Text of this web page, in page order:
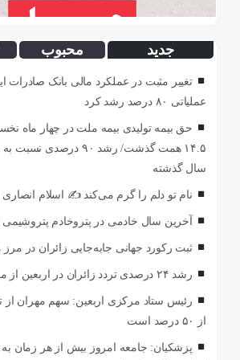
جدید محبوب
تغییر مثبت در عملکرد مالی بانک صادرات
عملیاتی ۸۰ درصد رشد کرد
حق بیمه تولیدی بیمه ملت در چهار ماه
۱۴.۵ همت گذشت/ رشد ۹۰
سال گذشته
نام تو دلم را گرم می‌کند ✍️ اسلام انصاری
آخرین سال خادمی در پتروخادم پتروشیمی
ثبت رکورد جهانی جابه‌جایی زائران در مرز
رشد ۲۴ درصدی تردد زائران در اربعین از مرز مهران
رئیس ستاد مرکزی اربعین: سهم مهران از
از ۵۰ درصد است
پزشکیان: جامعه امروز بیش از هر زمان